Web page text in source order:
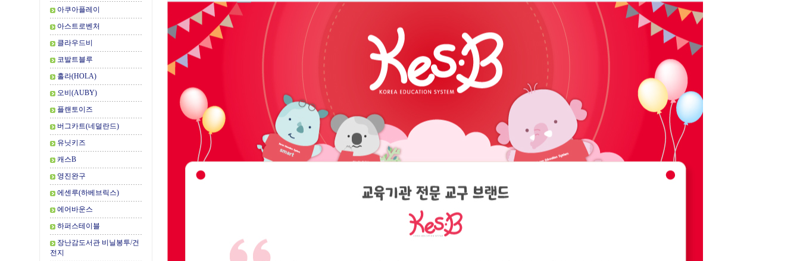
아쿠아플레이
아스트로벤처
클라우드비
코발트블루
홀라(HOLA)
오비(AUBY)
플랜토이즈
버그카트(네덜란드)
유닛키즈
캐스B
영진완구
에센루(하베브릭스)
에어바운스
하퍼스테이블
장난감도서관 비닐봉투/건
전지